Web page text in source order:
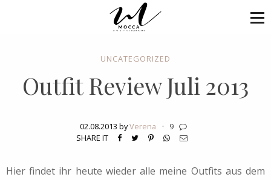
UNCATEGORIZED
Outfit Review Juli 2013
02.08.2013 byVerena ·
9
SHARE IT
Hier findet ihr heute wieder alle meine Outfits aus dem